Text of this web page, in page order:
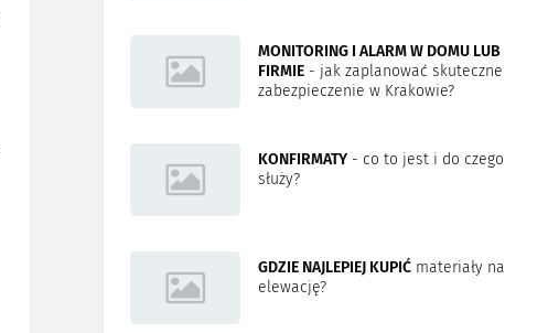
MONITORING I ALARM W DOMU LUB
FIRMIE- jak zaplanować skuteczne
zabezpieczenie w Krakowie?
KONFIRMATY- co to jest i do czego
służy?
GDZIE NAJLEPIEJ KUPIĆmateriały na
elewację?